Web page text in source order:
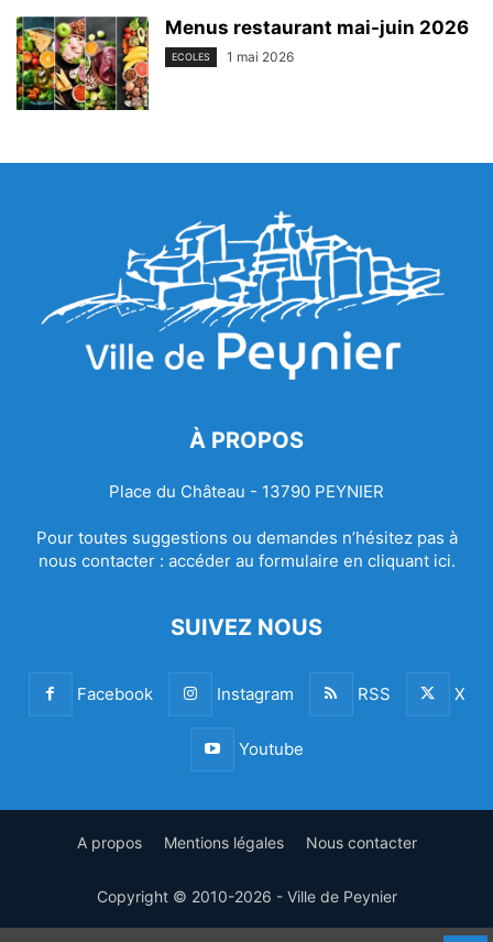
Menus restaurant mai-juin 2026
ECOLES 1 mai 2026
À PROPOS
Place du Château - 13790 PEYNIER
Pour toutes suggestions ou demandes n’hésitez pas à
nous contacter : accéder au formulaire en cliquant ici.
SUIVEZ NOUS
Facebook Instagram RSS X
Youtube
A propos Mentions légales Nous contacter
Copyright © 2010-2026 - Ville de Peynier